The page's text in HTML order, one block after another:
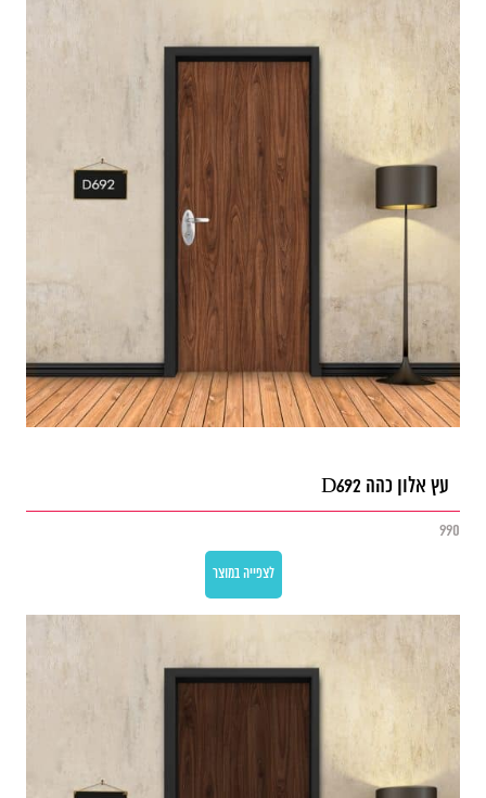
עץ אלון כהה D692
990
לצפייה במוצר